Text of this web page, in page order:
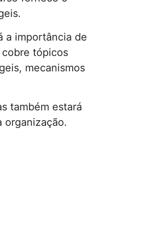
a importância de
tópicos
mecanismos
também estará
organização.